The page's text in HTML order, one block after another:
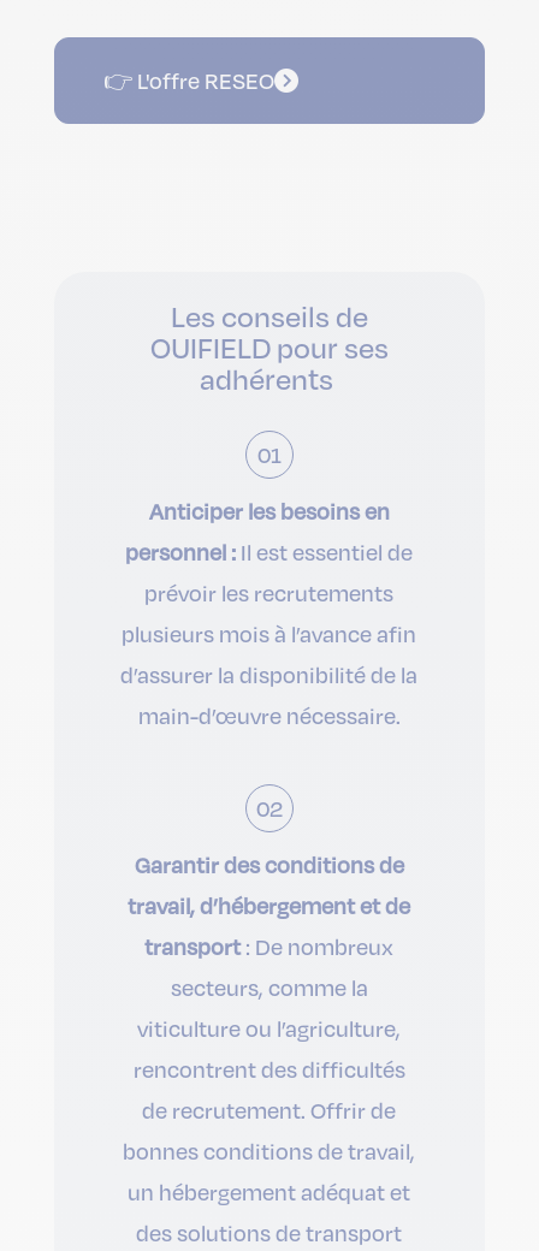
👉 L'offre RESEO
Les conseils de
OUIFIELD pour ses
adhérents
01
Anticiper les besoins en
personnel :Il est essentiel de
prévoir les recrutements
plusieurs mois à l’avance afin
d’assurer la disponibilité de la
main-d’œuvre nécessaire.
02
Garantir des conditions de
travail, d’hébergement et de
transport: De nombreux
secteurs, comme la
viticulture ou l’agriculture,
rencontrent des difficultés
de recrutement. Offrir de
bonnes conditions de travail,
un hébergement adéquat et
des solutions de transport